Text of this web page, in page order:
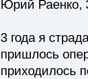
Юрий Раенко,
3 года я
пришлось
приходилось